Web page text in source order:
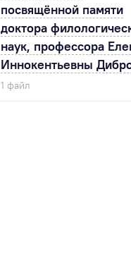
посвящённой памяти
доктора
наук, профессора
Иннокентьевны
1 файл